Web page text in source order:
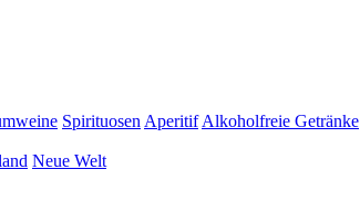
Spirituosen Aperitif Alkoholfreie Getränke
Neue Welt